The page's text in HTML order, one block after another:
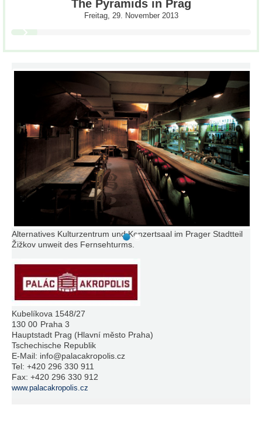
The Pyramids in Prag
Freitag, 29. November 2013
Alternatives Kulturzentrum und Konzertsaal im Prager Stadtteil
Žižkov unweit des Fernsehturms.
Kubelíkova 1548/27
130 00 Praha 3
Hauptstadt Prag (Hlavní město Praha)
Tschechische Republik
E-Mail: info@palacakropolis.cz
Tel: +420 296 330 911
Fax: +420 296 330 912
www.palacakropolis.cz